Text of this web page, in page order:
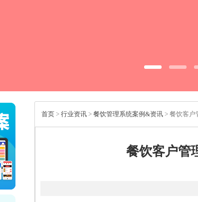
首页 > 行业资讯 > 餐饮管理系统案例&资讯 > 餐饮客户
餐饮客户管